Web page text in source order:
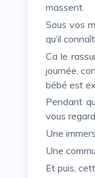
massent.
Sous vos mains, votre bébé retrouve les sensations agréables d’enveloppement, de pression et de chaleur
qu’il
Ca le rassure, ca le détend et ca lui permet également d’évacuer les tensions qui s’accumulent au fil de la
journée,
bébé est
Pendant que vous massez votre enfant, vous êtes en pleine interaction avec lui : il entend votre voix, il
vous
Une
Une
Et puis,